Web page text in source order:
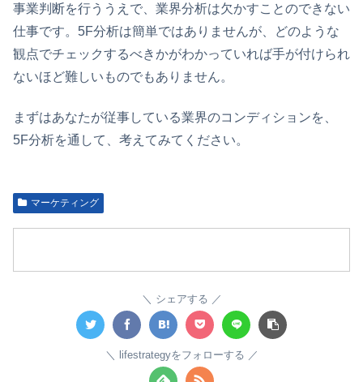
事業判断を行ううえで、業界分析は欠かすことのできない
仕事です。5F分析は簡単ではありませんが、どのような
観点でチェックするべきかがわかっていれば手が付けられ
ないほど難しいものでもありません。
まずはあなたが従事している業界のコンディションを、
5F分析を通して、考えてみてください。
マーケティング
シェアする
lifestrategyをフォローする